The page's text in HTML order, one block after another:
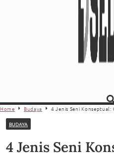
Home Budaya 4 Jenis Seni
BUDAYA
4 Jenis Seni